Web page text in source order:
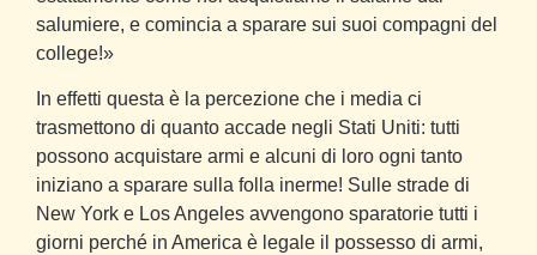
salumiere, e comincia a sparare sui suoi compagni del
college!»
In effetti questa è la percezione che i media ci
trasmettono di quanto accade negli Stati Uniti: tutti
possono acquistare armi e alcuni di loro ogni tanto
iniziano a sparare sulla folla inerme! Sulle strade di
New York e Los Angeles avvengono sparatorie tutti i
giorni perché in America è legale il possesso di armi,